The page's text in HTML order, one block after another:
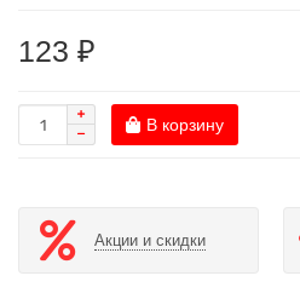
123 ₽
В корзину
Акции и скидки